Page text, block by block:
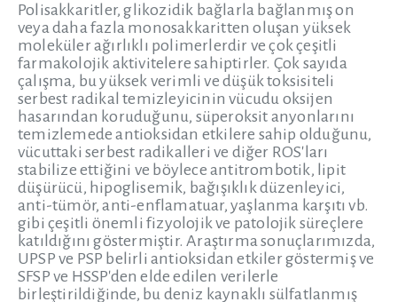
Polisakkaritler, glikozidik bağlarla bağlanmış on
veya daha fazla monosakkaritten oluşan yüksek
moleküler ağırlıklı polimerlerdir ve çok çeşitli
farmakolojik aktivitelere sahiptirler. Çok sayıda
çalışma, bu yüksek verimli ve düşük toksisiteli
serbest radikal temizleyicinin vücudu oksijen
hasarından koruduğunu, süperoksit anyonlarını
temizlemede antioksidan etkilere sahip olduğunu,
vücuttaki serbest radikalleri ve diğer ROS'ları
stabilize ettiğini ve böylece antitrombotik, lipit
düşürücü, hipoglisemik, bağışıklık düzenleyici,
anti-tümör, anti-enflamatuar, yaşlanma karşıtı vb.
gibi çeşitli önemli fizyolojik ve patolojik süreçlere
katıldığını göstermiştir. Araştırma sonuçlarımızda,
UPSP ve PSP belirli antioksidan etkiler göstermiş ve
SFSP ve HSSP'den elde edilen verilerle
birleştirildiğinde, bu deniz kaynaklı sülfatlanmış